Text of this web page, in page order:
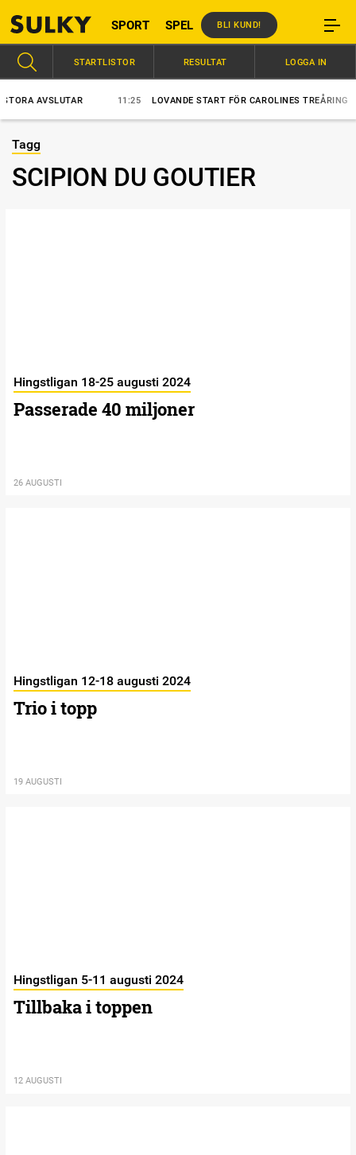
SPORT SPEL BLI KUND!
AVSLUTAR LOVANDE START FÖR CAROLINES TREÅRING
STARTLISTOR RESULTAT LOGGA IN
Tagg
SCIPION DU GOUTIER
Hingstligan 18-25 augusti 2024
Passerade 40 miljoner
26 AUGUSTI
Hingstligan 12-18 augusti 2024
Trio i topp
19 AUGUSTI
Hingstligan 5-11 augusti 2024
Tillbaka i toppen
12 AUGUSTI